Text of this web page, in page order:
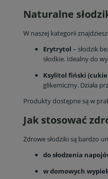
Naturalne
W naszej kategorii
Erytrytol – słodzik
słodkie. Idealny do
Ksylitol fiński
glikemiczny. Działa
Produkty dostępne są w
Jak stosować
Zdrowe słodziki są bardzo
do słodzenia
w domowych